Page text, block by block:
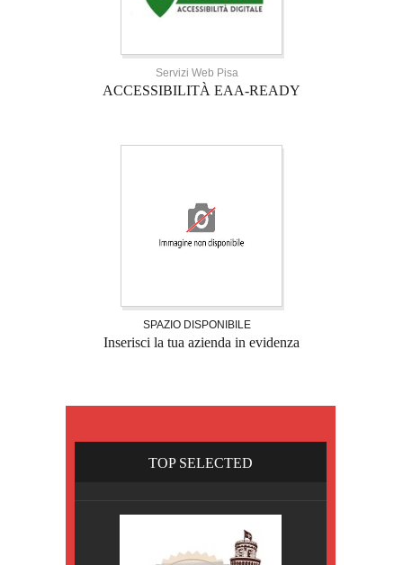
Servizi Web Pisa
ACCESSIBILITÀ EAA-READY
SPAZIO DISPONIBILE
Inserisci la tua azienda in evidenza
TOP SELECTED